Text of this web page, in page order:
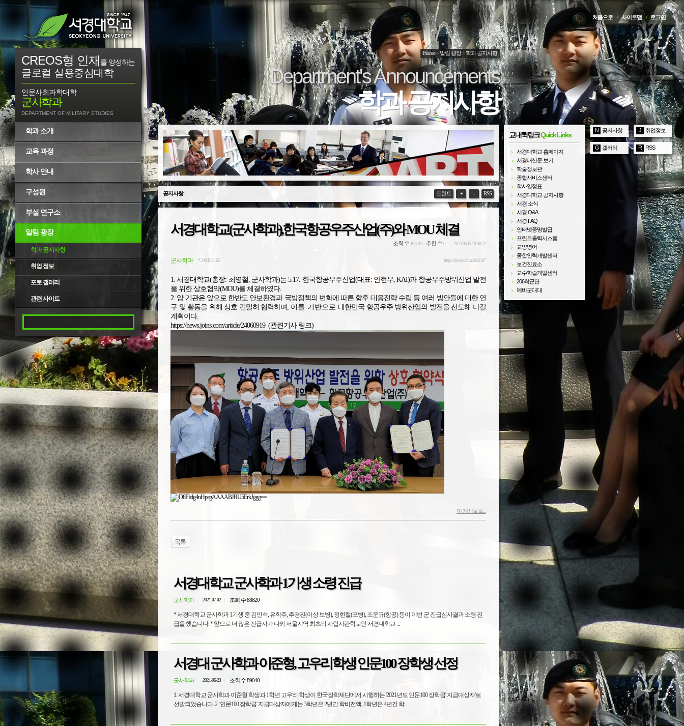
처음으로 / 사이트맵 / 로그인
CREOS형 인재 를 양성하는
글로컬 실용중심대학
인문사회과학대학
군사학과
DEPARTMENT OF MILITARY STUDIES
학과 소개
교육 과정
학사 안내
구성원
부설 연구소
알림 광장
학과 공지사항
취업 정보
포토 갤러리
관련 사이트
Home>알림 광장>학과 공지사항
Department's Announcements
학과 공지사항
공지사항: RSS
-
+
프린트
서경대학교(군사학과),한국항공우주산업(주)와 MOU 체결
조회 수 162313 추천 수0 2021.05.18 18:48:22
군사학과 *.249.123.165 https://sm.skuniv.ac.kr/5187
1. 서경대학교(총장: 최영철, 군사학과)는 5.17. 한국항공우주산업(대표: 안현우, KAI)과 항공우주방위산업 발전
을 위한 상호협약(MOU)를 체결하였다.
2. 양 기관은 앞으로한반도 안보환경과 국방정책의 변화에 따른 향후 대응전략 수립 등 여러 방안들에 대한 연
구 및 활동을 위해 상호 긴밀히 협력하며, 이를 기반으로대한민국 항공우주 방위산업의 발전을 선도해 나갈
계획이다.
https://news.joins.com/article/24060919 (관련기사 링크)
이 게시물을...
목록
서경대학교 군사학과 1기생 소령 진급
군사학과 2021-07-02 조회 수 88820
* 서경대학교 군사학과 1기생 중 김민석, 유학주, 추경진(이상 보병), 정현철(포병), 조운규(항공) 등이 이번 군 진급심사결과 소령 진
급을 했습니다. * 앞으로 더 많은 진급자가 나와 서울지역 최초의 사립사관학교인 서경대학교 ...
서경대 군사학과 이준형, 고우리학생 인문100 장학생 선정
군사학과 2021-06-23 조회 수 89040
1. 서경대학교 군사학과 이준형 학생과 1학년 고우리 학생이 한국장학재단에서 시행하는 '2021년도 인문100 장학금' 지급대상자'로
선발되었습니다. 2. '인문100 장학금' 지급대상자에게는 3학년은 2년간 학비전액, 1학년은 4년간 학...
교내퀵링크Quick Links
서경대학교 홈페이지
서경대신문 보기
학술정보관
종합서비스센터
학사일정표
서경대학교 공지사항
서경 소식
서경 Q&A
서경 FAQ
인터넷증명발급
프린트출력시스템
교양영어
종합인력개발센터
보건진료소
교수학습개발센터
206학군단
예비군대대
N 공지사항 J 취업정보
G 갤러리 R RSS